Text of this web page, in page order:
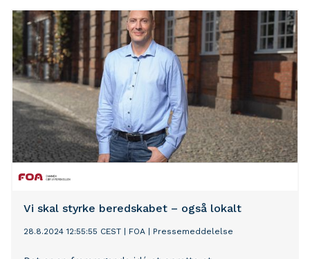
Vi skal styrke beredskabet – også lokalt
28.8.2024 12:55:55 CEST FOA Pressemeddelelse